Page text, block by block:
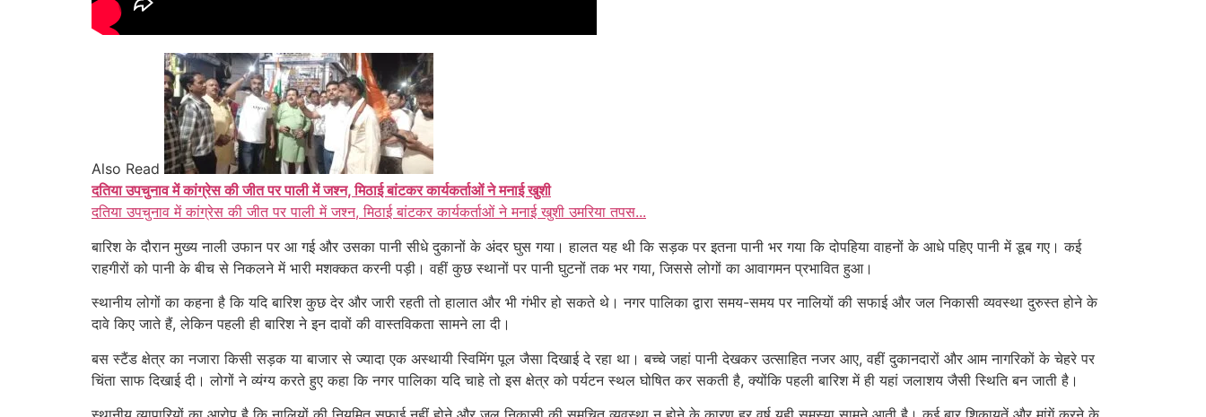
Also Read
दतिया उपचुनाव में कांग्रेस की जीत पर पाली में जश्न, मिठाई बांटकर कार्यकर्ताओं ने मनाई खुशी
दतिया उपचुनाव में कांग्रेस की जीत पर पाली में जश्न, मिठाई बांटकर कार्यकर्ताओं ने मनाई खुशी उमरिया तपस...
बारिश के दौरान मुख्य नाली उफान पर आ गई और उसका पानी सीधे दुकानों के अंदर घुस गया। हालत यह थी कि सड़क पर इतना पानी भर गया कि दोपहिया वाहनों के आधे पहिए पानी में डूब गए। कई
राहगीरों को पानी के बीच से निकलने में भारी मशक्कत करनी पड़ी। वहीं कुछ स्थानों पर पानी घुटनों तक भर गया, जिससे लोगों का आवागमन प्रभावित हुआ।
स्थानीय लोगों का कहना है कि यदि बारिश कुछ देर और जारी रहती तो हालात और भी गंभीर हो सकते थे। नगर पालिका द्वारा समय-समय पर नालियों की सफाई और जल निकासी व्यवस्था दुरुस्त होने के
दावे किए जाते हैं, लेकिन पहली ही बारिश ने इन दावों की वास्तविकता सामने ला दी।
बस स्टैंड क्षेत्र का नजारा किसी सड़क या बाजार से ज्यादा एक अस्थायी स्विमिंग पूल जैसा दिखाई दे रहा था। बच्चे जहां पानी देखकर उत्साहित नजर आए, वहीं दुकानदारों और आम नागरिकों के चेहरे पर
चिंता साफ दिखाई दी। लोगों ने व्यंग्य करते हुए कहा कि नगर पालिका यदि चाहे तो इस क्षेत्र को पर्यटन स्थल घोषित कर सकती है, क्योंकि पहली बारिश में ही यहां जलाशय जैसी स्थिति बन जाती है।